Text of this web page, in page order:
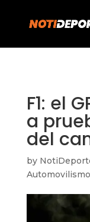
F1: el
a
del
by
Automovilismo